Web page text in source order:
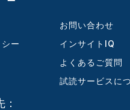
ー
お問い合わせ
インサイトIQ
よくあるご質問
試読サービスに